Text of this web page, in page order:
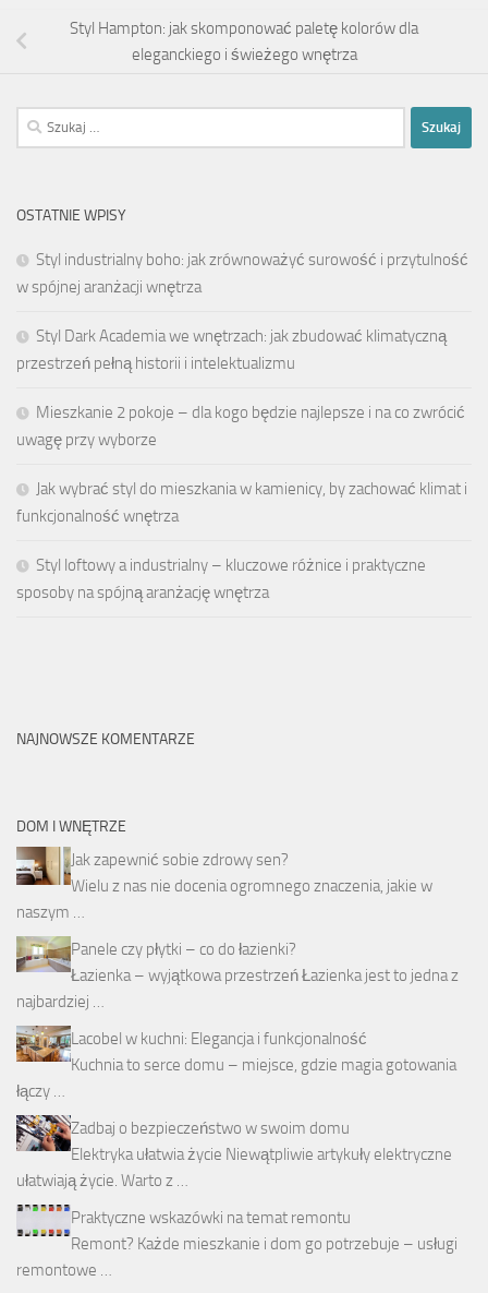
Styl Hampton: jak skomponować paletę kolorów dla
eleganckiego i świeżego wnętrza
Szukaj:
OSTATNIE WPISY
Styl industrialny boho: jak zrównoważyć surowość i przytulność
w spójnej aranżacji wnętrza
Styl Dark Academia we wnętrzach: jak zbudować klimatyczną
przestrzeń pełną historii i intelektualizmu
Mieszkanie 2 pokoje – dla kogo będzie najlepsze i na co zwrócić
uwagę przy wyborze
Jak wybrać styl do mieszkania w kamienicy, by zachować klimat i
funkcjonalność wnętrza
Styl loftowy a industrialny – kluczowe różnice i praktyczne
sposoby na spójną aranżację wnętrza
NAJNOWSZE KOMENTARZE
DOM I WNĘTRZE
Jak zapewnić sobie zdrowy sen?
Wielu z nas nie docenia ogromnego znaczenia, jakie w
naszym …
Panele czy płytki – co do łazienki?
Łazienka – wyjątkowa przestrzeń Łazienka jest to jedna z
najbardziej …
Lacobel w kuchni: Elegancja i funkcjonalność
Kuchnia to serce domu – miejsce, gdzie magia gotowania
łączy …
Zadbaj o bezpieczeństwo w swoim domu
Elektryka ułatwia życie Niewątpliwie artykuły elektryczne
ułatwiają życie. Warto z …
Praktyczne wskazówki na temat remontu
Remont? Każde mieszkanie i dom go potrzebuje – usługi
remontowe …